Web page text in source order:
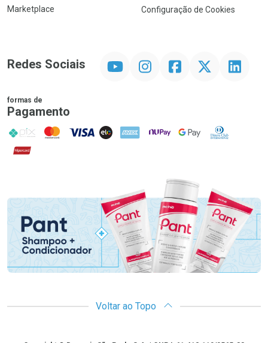
Marketplace
Configuração de Cookies
Redes Sociais InstagramFacebookTwitter Linkedin
formas de
Pagamento
PIX MasterCard
VISA ELO AMEX NuPay Google PayDiners Club
Hipercard
Promoção em Destaque
Voltar ao Topo